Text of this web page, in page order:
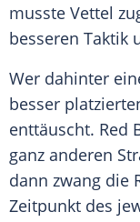
musste Vettel
besseren Taktik
Wer dahinter
besser
enttäuscht. Red
ganz anderen
dann zwang die
Zeitpunkt des